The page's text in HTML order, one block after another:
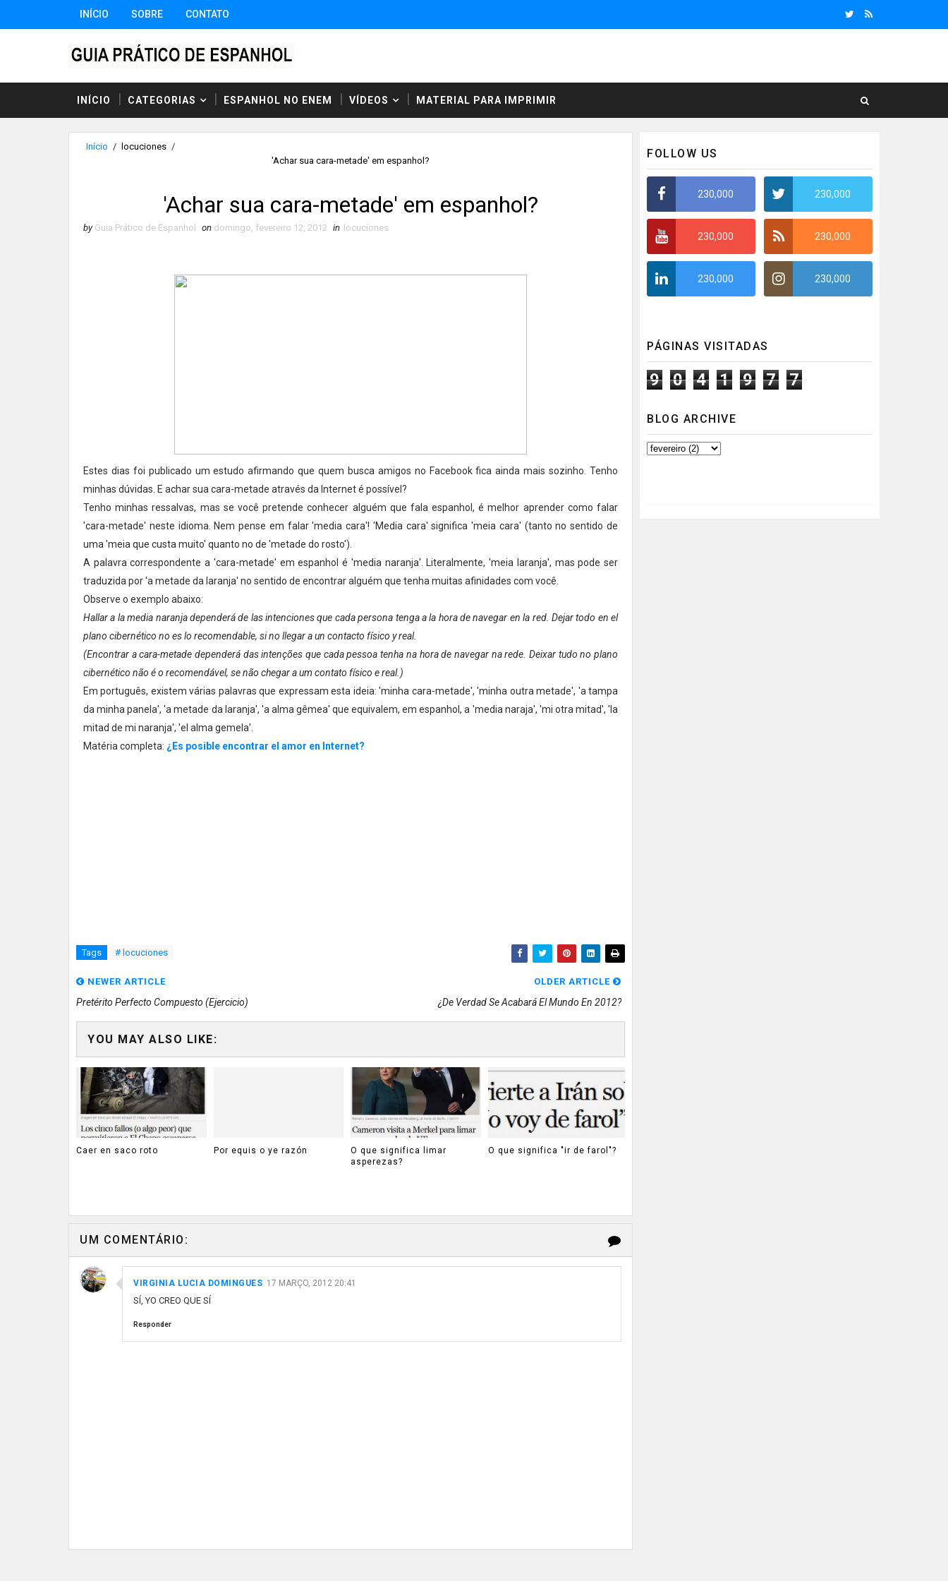
INÍCIO SOBRE CONTATO
INÍCIO CATEGORIAS ESPANHOL NO ENEM VÍDEOS MATERIAL PARA IMPRIMIR
Início / locuciones /
'Achar sua cara-metade' em espanhol?
'Achar sua cara-metade' em espanhol?
by Guia Prático de Espanhol on domingo, fevereiro 12, 2012 in locuciones
Estes dias foi publicado um estudo afirmando que quem busca amigos no Facebook fica ainda mais sozinho. Tenho
minhas dúvidas. E achar sua cara-metade através da Internet é possível?
Tenho minhas ressalvas, mas se você pretende conhecer alguém que fala espanhol, é melhor aprender como falar
'cara-metade' neste idioma. Nem pense em falar 'media cara'! 'Media cara' significa 'meia cara' (tanto no sentido de
uma 'meia que custa muito' quanto no de 'metade do rosto').
A palavra correspondente a 'cara-metade' em espanhol é 'media naranja'. Literalmente, 'meia laranja', mas pode ser
traduzida por 'a metade da laranja' no sentido de encontrar alguém que tenha muitas afinidades com você.
Observe o exemplo abaixo:
Hallar a la media naranja dependerá de las intenciones que cada persona tenga a la hora de navegar en la red. Dejar todo en el
plano cibernético no es lo recomendable, si no llegar a un contacto físico y real.
(Encontrar a cara-metade dependerá das intenções que cada pessoa tenha na hora de navegar na rede. Deixar tudo no plano
cibernético não é o recomendável, se não chegar a um contato físico e real.)
Em português, existem várias palavras que expressam esta ideia: 'minha cara-metade', 'minha outra metade', 'a tampa
da minha panela', 'a metade da laranja', 'a alma gêmea' que equivalem, em espanhol, a 'media naraja', 'mi otra mitad', 'la
mitad de mi naranja', 'el alma gemela'.
Matéria completa: ¿Es posible encontrar el amor en Internet?
Tags # locuciones
NEWER ARTICLE
Pretérito Perfecto Compuesto (Ejercicio)
OLDER ARTICLE
¿De Verdad Se Acabará El Mundo En 2012?
YOU MAY ALSO LIKE:
Caer en saco roto Por equis o ye razón
O que significa limar
asperezas?
O que significa "ir de farol"?
UM COMENTÁRIO:
VIRGINIA LUCIA DOMINGUES 17 MARÇO, 2012 20:41
SÍ, YO CREO QUE SÍ
Responder
FOLLOW US
230,000 230,000
230,000 230,000
230,000 230,000
PÁGINAS VISITADAS
9 0 4 1 9 7 7
BLOG ARCHIVE